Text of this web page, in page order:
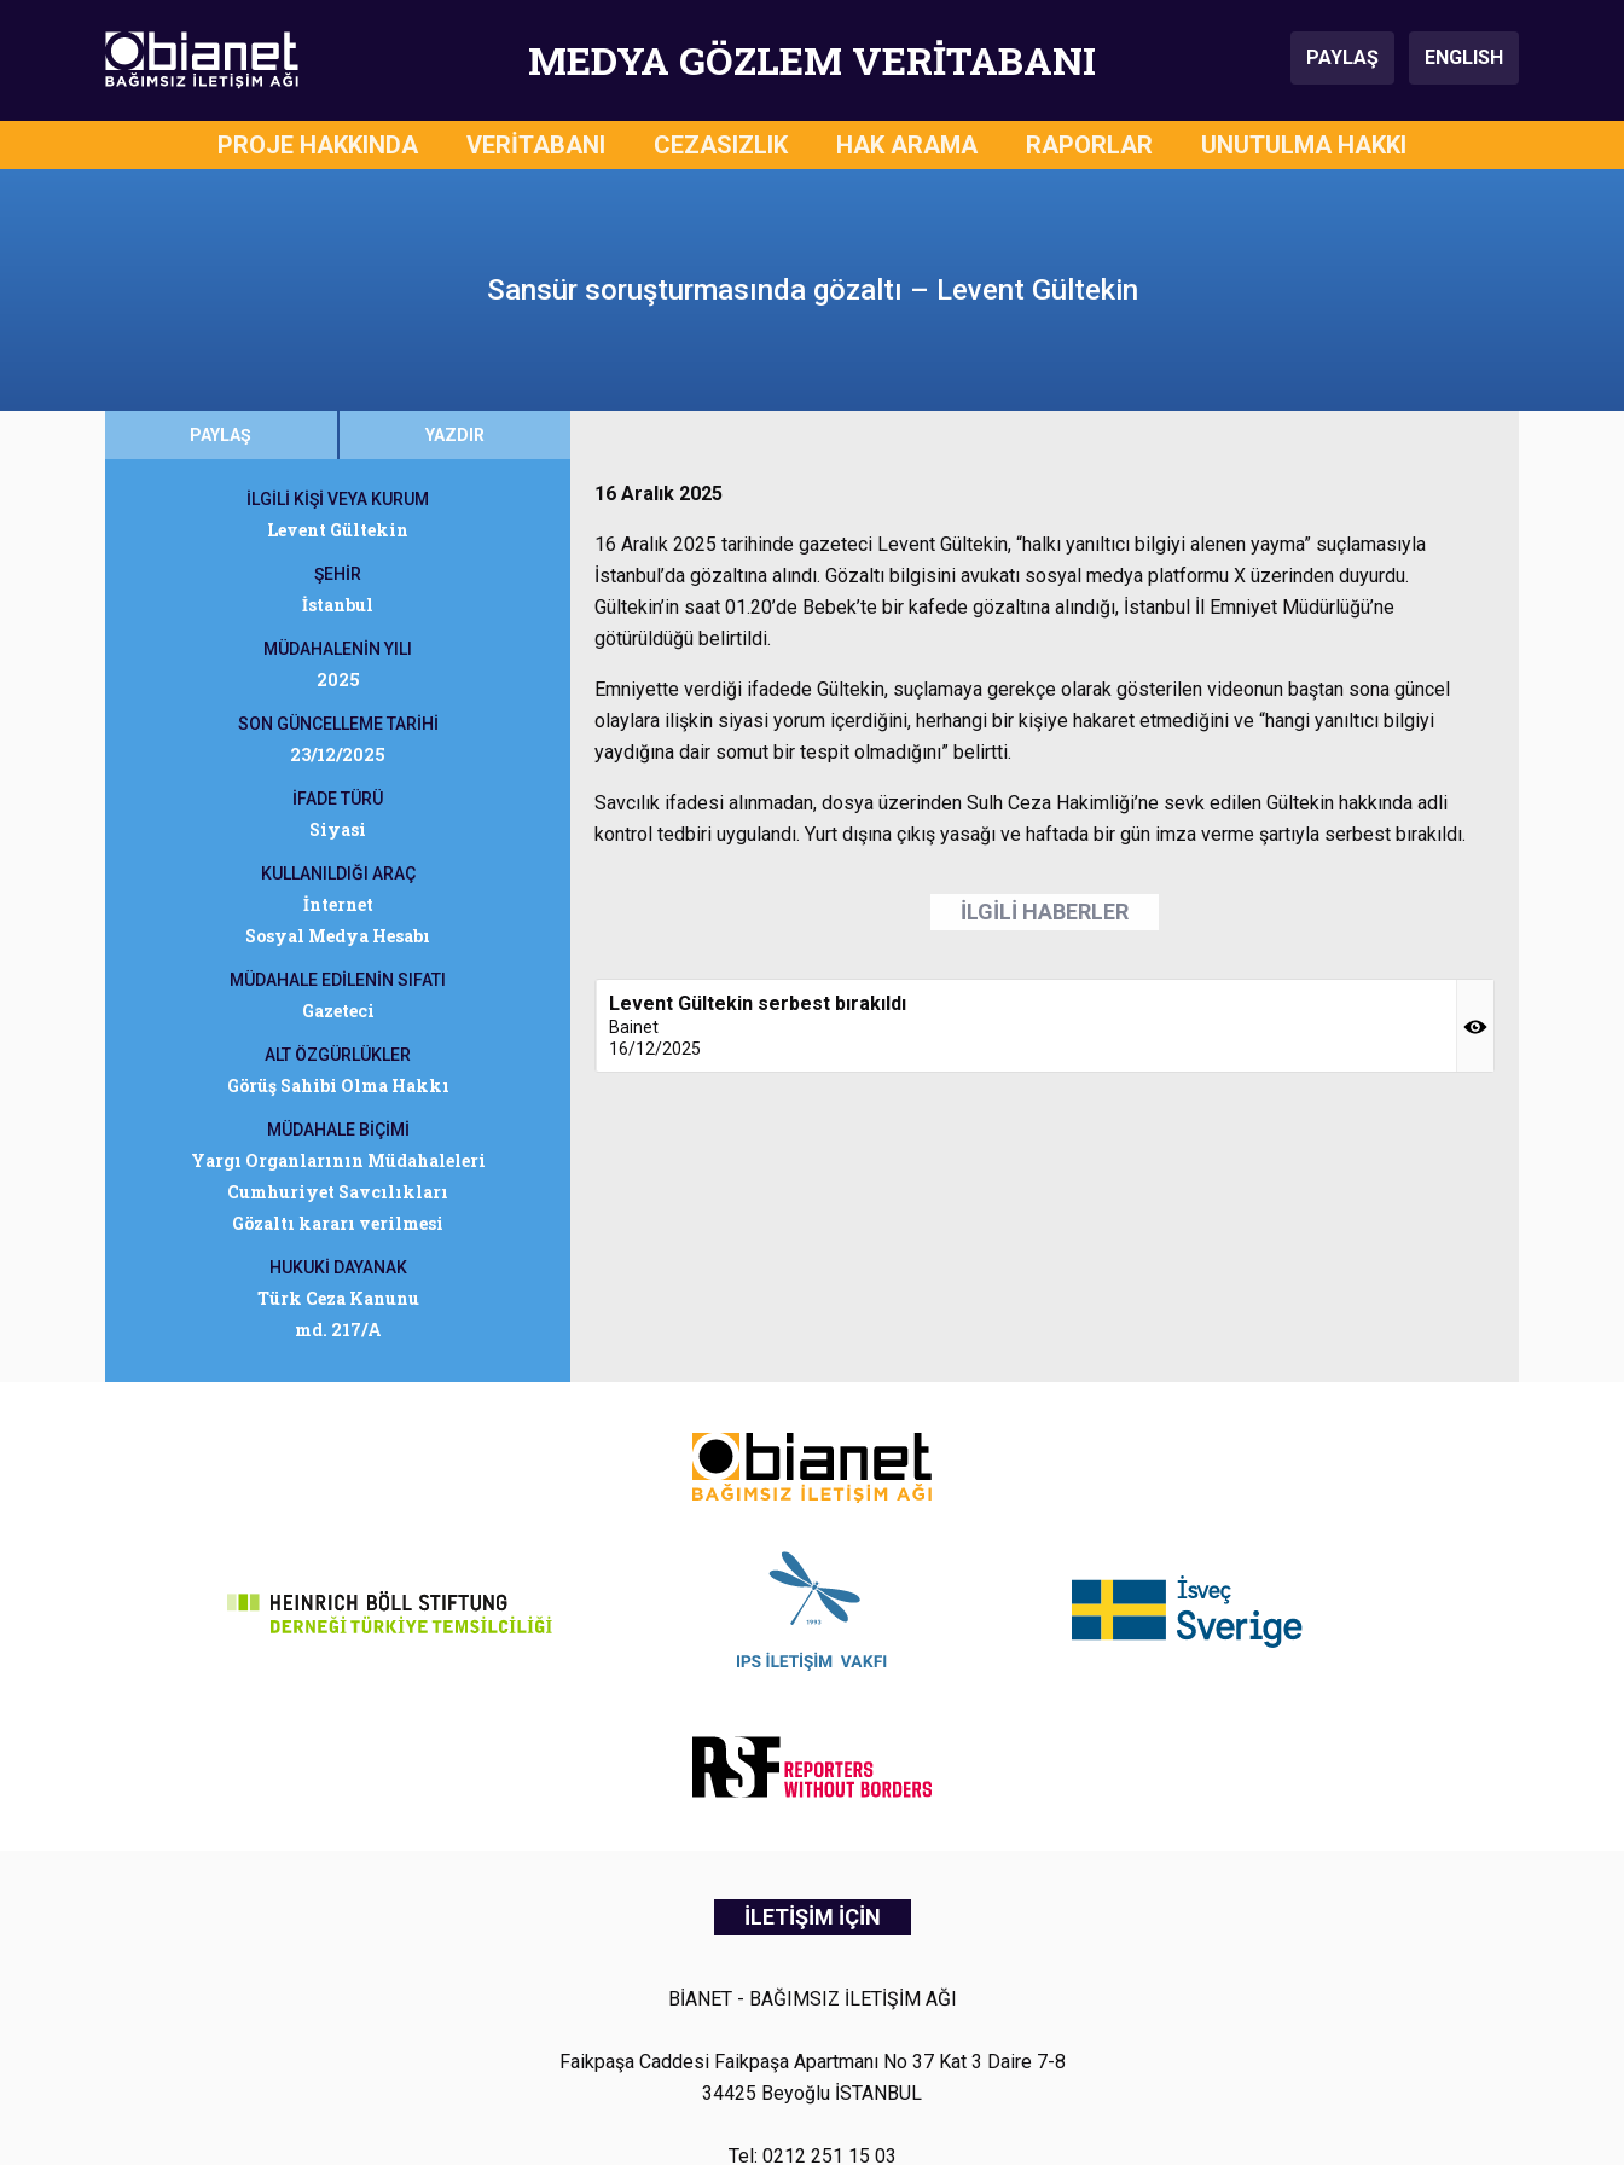
MEDYA GÖZLEM VERİTABANI PAYLAŞ ENGLISH
PROJE HAKKINDA VERİTABANI CEZASIZLIK HAK ARAMA RAPORLAR UNUTULMA HAKKI
Sansür soruşturmasında gözaltı – Levent Gültekin
PAYLAŞ YAZDIR
İLGİLİ KİŞİ VEYA KURUM
Levent Gültekin
ŞEHİR
İstanbul
MÜDAHALENİN YILI
2025
SON GÜNCELLEME TARİHİ
23/12/2025
İFADE TÜRÜ
Siyasi
KULLANILDIĞI ARAÇ
İnternet
Sosyal Medya Hesabı
MÜDAHALE EDİLENİN SIFATI
Gazeteci
ALT ÖZGÜRLÜKLER
Görüş Sahibi Olma Hakkı
MÜDAHALE BİÇİMİ
Yargı Organlarının Müdahaleleri
Cumhuriyet Savcılıkları
Gözaltı kararı verilmesi
HUKUKİ DAYANAK
Türk Ceza Kanunu
md. 217/A
16 Aralık 2025
16 Aralık 2025 tarihinde gazeteci Levent Gültekin, “halkı yanıltıcı bilgiyi alenen yayma” suçlamasıyla
İstanbul’da gözaltına alındı. Gözaltı bilgisini avukatı sosyal medya platformu X üzerinden duyurdu.
Gültekin’in saat 01.20’de Bebek’te bir kafede gözaltına alındığı, İstanbul İl Emniyet Müdürlüğü’ne
götürüldüğü belirtildi.
Emniyette verdiği ifadede Gültekin, suçlamaya gerekçe olarak gösterilen videonun baştan sona güncel
olaylara ilişkin siyasi yorum içerdiğini, herhangi bir kişiye hakaret etmediğini ve “hangi yanıltıcı bilgiyi
yaydığına dair somut bir tespit olmadığını” belirtti.
Savcılık ifadesi alınmadan, dosya üzerinden Sulh Ceza Hakimliği’ne sevk edilen Gültekin hakkında adli
kontrol tedbiri uygulandı. Yurt dışına çıkış yasağı ve haftada bir gün imza verme şartıyla serbest bırakıldı.
İLGİLİ HABERLER
Levent Gültekin serbest bırakıldı
Bainet
16/12/2025
İLETİŞİM İÇİN
BİANET - BAĞIMSIZ İLETİŞİM AĞI
Faikpaşa Caddesi Faikpaşa Apartmanı No 37 Kat 3 Daire 7-8
34425 Beyoğlu İSTANBUL
Tel: 0212 251 15 03